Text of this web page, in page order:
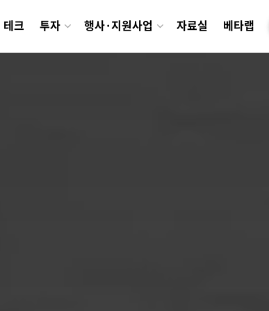
테크 투자 행사·지원사업 자료실 베타랩